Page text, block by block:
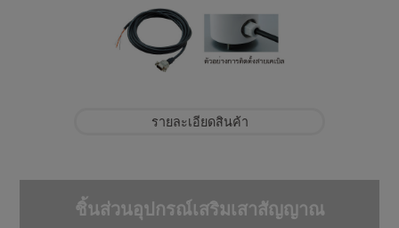
รายละเอียดสินค้า
ชิ้นส่วนอุปกรณ์เสริมเสาสัญญาณ